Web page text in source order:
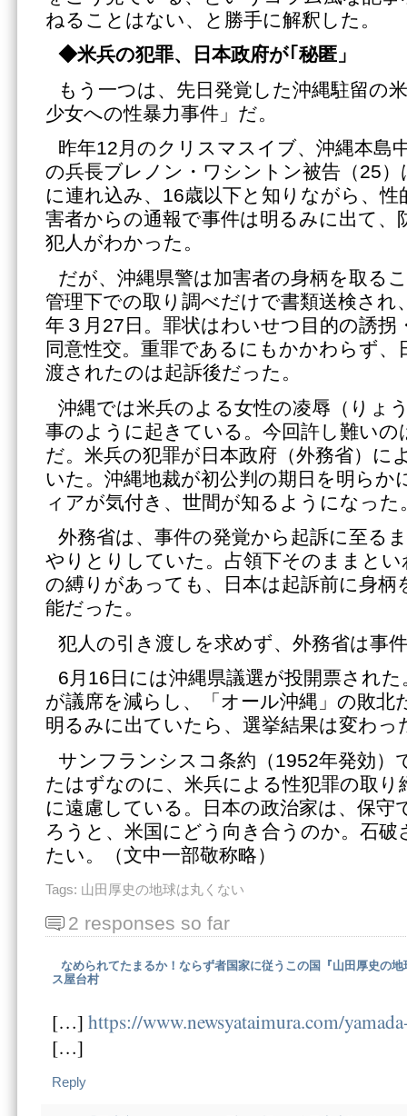
ねることはない、と勝手に解釈した。
◆米兵の犯罪、日本政府が｢秘匿」
もう一つは、先日発覚した沖縄駐留の
少女への性暴力事件」だ。
昨年12月のクリスマスイブ、沖縄本島
の兵長ブレノン・ワシントン被告（25
に連れ込み、16歳以下と知りながら、性
害者からの通報で事件は明るみに出て、
犯人がわかった。
だが、沖縄県警は加害者の身柄を取る
管理下での取り調べだけで書類送検され
年３月27日。罪状はわいせつ目的の誘拐
同意性交。重罪であるにもかかわらず、
渡されたのは起訴後だった。
沖縄では米兵のよる女性の凌辱（りょ
事のように起きている。今回許し難いの
だ。米兵の犯罪が日本政府（外務省）に
いた。沖縄地裁が初公判の期日を明らか
ィアが気付き、世間が知るようになった
外務省は、事件の発覚から起訴に至る
やりとりしていた。占領下そのままと
の縛りがあっても、日本は起訴前に身柄
能だった。
犯人の引き渡しを求めず、外務省は事
6月16日には沖縄県議選が投開票され
が議席を減らし、「オール沖縄」の敗北
明るみに出ていたら、選挙結果は変わっ
サンフランシスコ条約（1952年発効）
たはずなのに、米兵による性犯罪の取
に遠慮している。日本の政治家は、保守
ろうと、米国にどう向き合うのか。石破
たい。（文中一部敬称略）
Tags: 山田厚史の地球は丸くない
2 responses so far
なめられてたまるか！ならず者国家に従うこの国『山田厚史の
ス屋台村
[…]https://www.newsyataimura.com/
[…]
Reply